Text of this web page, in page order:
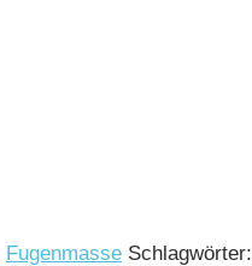
Fugenmasse Schlagwörter: